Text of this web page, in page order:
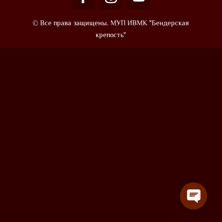
© Все права защищены. МУП ИВМК "Бендерская
крепость"